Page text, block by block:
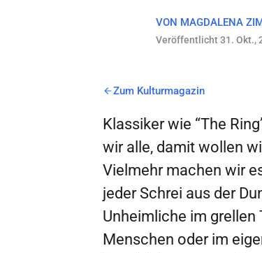
VON MAGDALENA
Veröffentlicht 31. Okt.,
Zum Kulturmagazin
Klassiker wie “The
wir alle, damit wollen
Vielmehr machen wir
jeder Schrei aus der
Unheimliche im
Menschen oder im